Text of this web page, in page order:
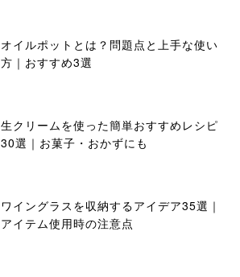
オイルポットとは？問題点と上手な使い
方｜おすすめ3選
生クリームを使った簡単おすすめレシピ
30選｜お菓子・おかずにも
ワイングラスを収納するアイデア35選｜
アイテム使用時の注意点